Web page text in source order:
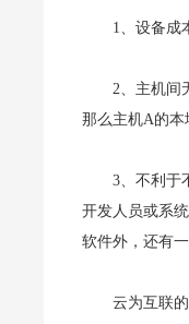
1、设备成
2、主机间
那么主机A的本
3、不利于
开发人员或系
软件外，还有
云为互联